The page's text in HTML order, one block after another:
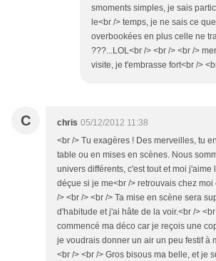
smoments simples, je sais
le<br /> temps, je ne sais ce
overbookées en plus celle ne
???...LOL<br /> <br /> <br />
visite, je t'embrasse fort<br />
C chris 05/12/2012 11:38
<br /> Tu exagères ! Des merveilles, tu
table ou en mises en scènes. Nous
univers différents, c'est tout et moi j'aime
déçue si je me<br /> retrouvais chez
/> <br /> <br /> Ta mise en scène sera
d'habitude et j'ai hâte de la voir.<br />
commencé ma déco car je reçois une
je voudrais donner un air un peu festif à
<br /> <br /> Gros bisous ma belle, et je